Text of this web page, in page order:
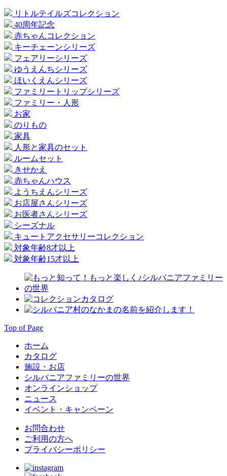
リトルテイルズコレクション
40周年記念
赤ちゃんコレクション
キーチェーンシリーズ
フェアリーシリーズ
ゆうえんちシリーズ
ほいくえんシリーズ
ファミリートリップシリーズ
ファミリー・人形
お家
のりもの
家具
人形と家具のセット
ルームセット
きせかえ
赤ちゃんハウス
ようちえんシリーズ
お店屋さんシリーズ
お医者さんシリーズ
シーズナル
キュートアクセサリーコレクション
対象年齢8才以上
対象年齢15才以上
Top of Page
ホーム
カタログ
施設・お店
シルバニアファミリーの世界
オンラインショップ
ニュース
イベント・キャンペーン
お問合わせ
ご利用の方へ
プライバシーポリシー